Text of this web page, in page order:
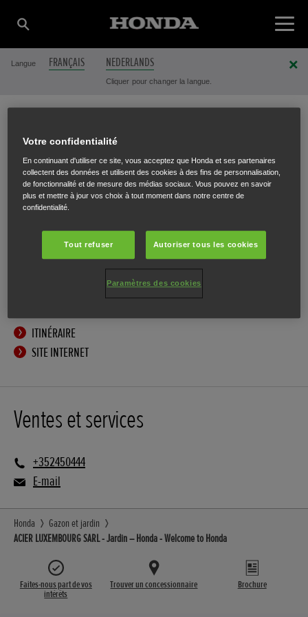
Langue FRANÇAIS NEDERLANDS
Cliquer pour changer la langue.
ACIER LUXEMBOURG
SARL
Route de Longwy,Bertrange L-8080
ITINÉRAIRE
SITE INTERNET
Ventes et services
+352450444
E-mail
Honda
Gazon et jardin
ACIER LUXEMBOURG SARL - Jardin – Honda - Welcome to Honda
Faites-nous part de vos
intérêts
Trouver un concessionnaire Brochure
Votre confidentialité
En continuant d'utiliser ce site, vous acceptez que Honda et ses partenaires
collectent des données et utilisent des cookies à des fins de personnalisation,
de fonctionnalité et de mesure des médias sociaux. Vous pouvez en savoir
plus et mettre à jour vos choix à tout moment dans notre centre de
confidentialité.
Tout refuser Autoriser tous les cookies
Paramètres des cookies